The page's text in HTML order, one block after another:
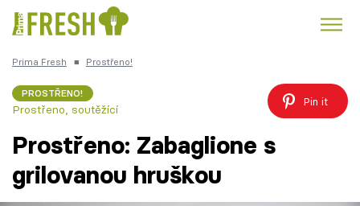
Česká kuchyně
Prima Fresh ■ Prostřeno!
PROSTŘENO!
Prostřeno, soutěžící
Pin it
Prostřeno: Zabaglione s
grilovanou hruškou